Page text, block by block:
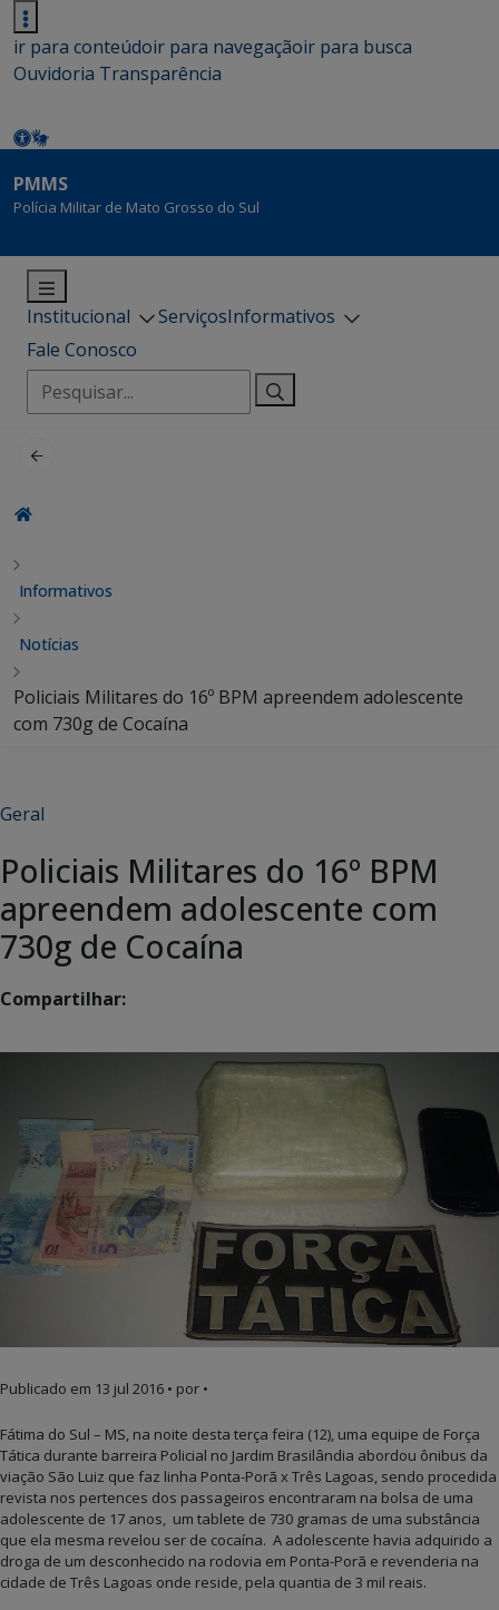
ir para conteúdoir para navegaçãoir para busca
Ouvidoria Transparência
PMMS
Polícia Militar de Mato Grosso do Sul
Institucional ServiçosInformativos
Fale Conosco
Pesquisar
por:
Informativos
Notícias
Policiais Militares do 16º BPM apreendem adolescente
com 730g de Cocaína
Geral
Policiais Militares do 16º BPM
apreendem adolescente com
730g de Cocaína
Compartilhar:
Publicado em 13 jul 2016 • por •
Fátima do Sul – MS, na noite desta terça feira (12), uma equipe de Força
Tática durante barreira Policial no Jardim Brasilândia abordou ônibus da
viação São Luiz que faz linha Ponta-Porã x Três Lagoas, sendo procedida
revista nos pertences dos passageiros encontraram na bolsa de uma
adolescente de 17 anos, um tablete de 730 gramas de uma substância
que ela mesma revelou ser de cocaína. A adolescente havia adquirido a
droga de um desconhecido na rodovia em Ponta-Porã e revenderia na
cidade de Três Lagoas onde reside, pela quantia de 3 mil reais.